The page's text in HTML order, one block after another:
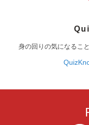
身の回りの気になるこ